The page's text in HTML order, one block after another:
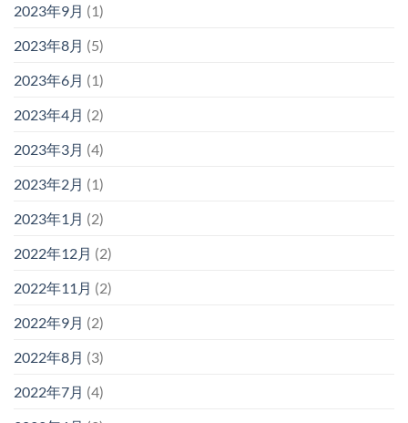
2023年9月 (1)
2023年8月 (5)
2023年6月 (1)
2023年4月 (2)
2023年3月 (4)
2023年2月 (1)
2023年1月 (2)
2022年12月 (2)
2022年11月 (2)
2022年9月 (2)
2022年8月 (3)
2022年7月 (4)